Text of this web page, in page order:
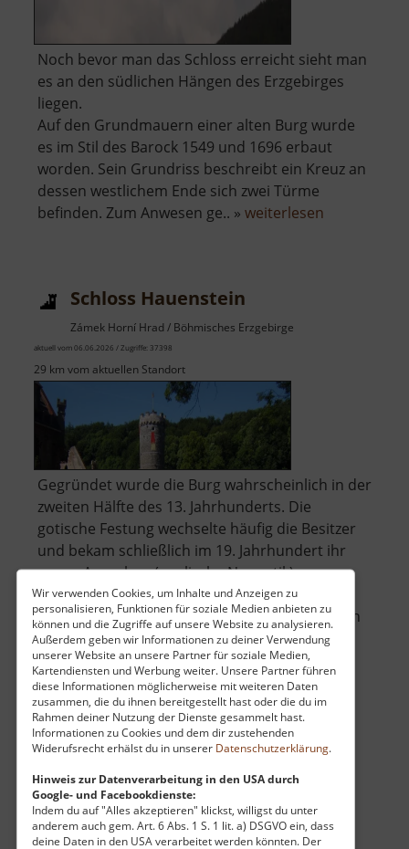
Wir verwenden Cookies, um Inhalte und Anzeigen zu
personalisieren, Funktionen für soziale Medien anbieten zu
können und die Zugriffe auf unsere Website zu analysieren.
Außerdem geben wir Informationen zu deiner Verwendung
unserer Website an unsere Partner für soziale Medien,
Kartendiensten und Werbung weiter. Unsere Partner führen
diese Informationen möglicherweise mit weiteren Daten
zusammen, die du ihnen bereitgestellt hast oder die du im
Rahmen deiner Nutzung der Dienste gesammelt hast.
Informationen zu Cookies und dem dir zustehenden
Widerufsrecht erhälst du in unserer Datenschutzerklärung.
Hinweis zur Datenverarbeitung in den USA durch
Google- und Facebookdienste:
Indem du auf "Alles akzeptieren" klickst, willigst du unter
anderem auch gem. Art. 6 Abs. 1 S. 1 lit. a) DSGVO ein, dass
deine Daten in den USA verarbeitet werden könnten. Der
Noch bevor man das Schloss erreicht sieht man
es an den südlichen Hängen des Erzgebirges
liegen.
Auf den Grundmauern einer alten Burg wurde
es im Stil des Barock 1549 und 1696 erbaut
worden. Sein Grundriss beschreibt ein Kreuz an
dessen westlichem Ende sich zwei Türme
befinden. Zum Anwesen ge.. » weiterlesen
Schloss Hauenstein
Zámek Horní Hrad / Böhmisches Erzgebirge
aktuell vom 06.06.2026 / Zugriffe: 37398
29 km vom aktuellen Standort
Gegründet wurde die Burg wahrscheinlich in der
zweiten Hälfte des 13. Jahrhunderts. Die
gotische Festung wechselte häufig die Besitzer
und bekam schließlich im 19. Jahrhundert ihr
neues Aussehen (englische Neugotik).
Bis 1945 blieb die Burg in Besitz der Grafen von
Buquoy, später beher.. »weiterlesenüber
Schloss
Hauenstein
Anton-Günther-Höhe
Wolkenstein / Mittleres Erzgebirge
aktuell vom 23.07.2024 / Zugriffe: 23222
8 km vom aktuellen Standort